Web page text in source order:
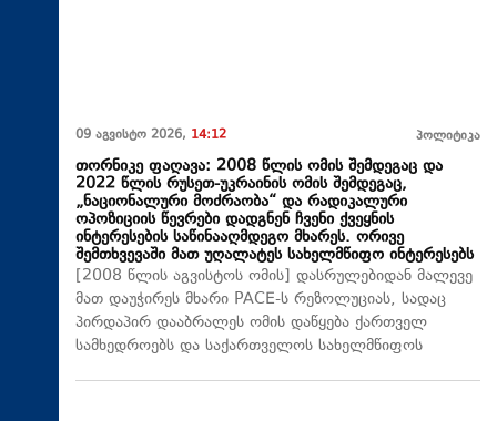
09 აგვისტო 2026, 14:12 პოლიტიკა
თორნიკე ფაღავა: 2008 წლის ომის შემდეგაც და
2022 წლის რუსეთ-უკრაინის ომის შემდეგაც,
„ნაციონალური მოძრაობა“ და რადიკალური
ოპოზიციის წევრები დადგნენ ჩვენი ქვეყნის
ინტერესების საწინააღმდეგო მხარეს. ორივე
შემთხვევაში მათ უღალატეს სახელმწიფო ინტერესებს
[2008 წლის აგვისტოს ომის] დასრულებიდან მალევე
მათ დაუჭირეს მხარი PACE-ს რეზოლუციას, სადაც
პირდაპირ დააბრალეს ომის დაწყება ქართველ
სამხედროებს და საქართველოს სახელმწიფოს